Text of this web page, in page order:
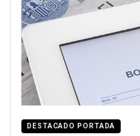
DESTACADO PORTADA